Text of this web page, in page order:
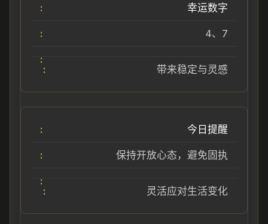
幸运数字
4、7
带来稳定与灵感
今日提醒
保持开放心态，避免固执
灵活应对生活变化